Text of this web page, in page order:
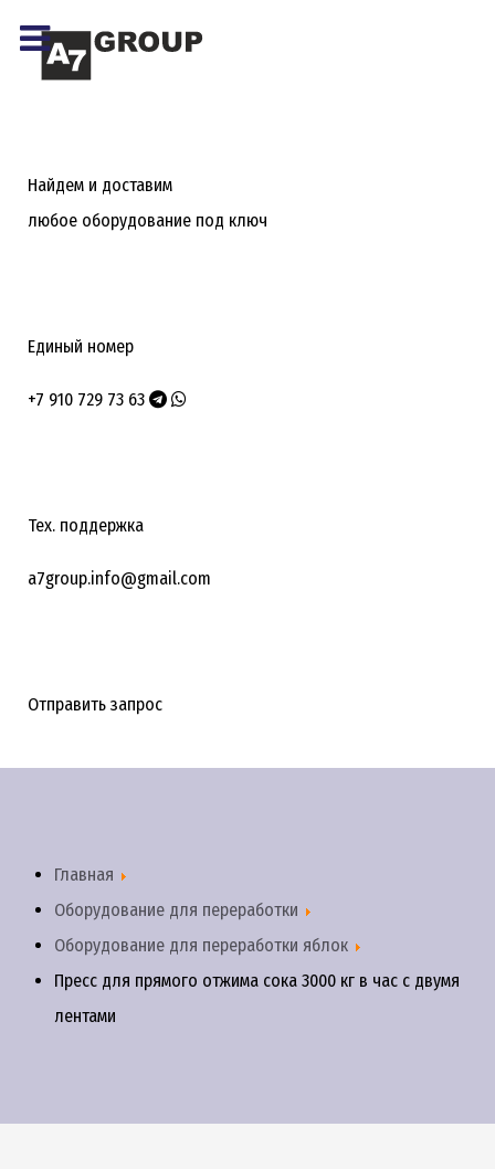
Найдем и доставим
любое оборудование под ключ
Единый номер
+7 910 729 73 63
Тех. поддержка
a7group.info@gmail.com
Отправить запрос
Главная
Оборудование для переработки
Оборудование для переработки яблок
Пресс для прямого отжима сока 3000 кг в час с двумя
лентами